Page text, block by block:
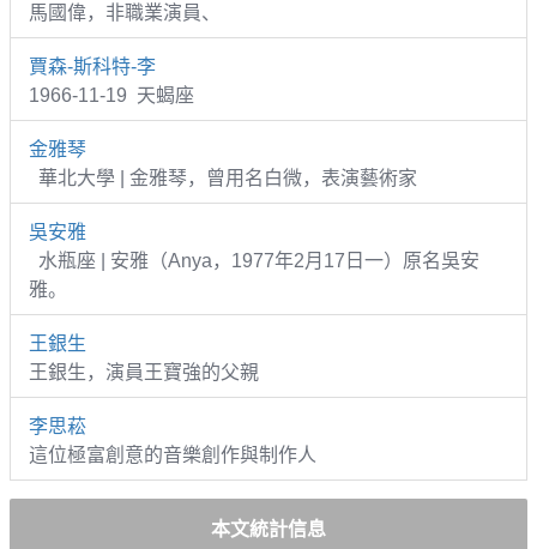
馬國偉，非職業演員、
賈森-斯科特-李
1966-11-19 天蝎座
金雅琴
華北大學 | 金雅琴，曾用名白微，表演藝術家
吳安雅
水瓶座 | 安雅（Anya，1977年2月17日一）原名吳安
雅。
王銀生
王銀生，演員王寶強的父親
李思菘
這位極富創意的音樂創作與制作人
本文統計信息